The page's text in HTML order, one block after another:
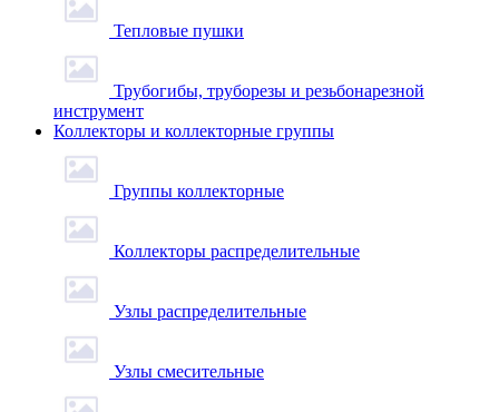
Тепловые пушки
Трубогибы, труборезы и резьбонарезной
инструмент
Коллекторы и коллекторные группы
Группы коллекторные
Коллекторы распределительные
Узлы распределительные
Узлы смесительные